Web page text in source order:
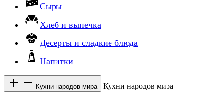
Сыры
Хлеб и выпечка
Десерты и сладкие блюда
Напитки
Кухни народов мира Кухни народов мира